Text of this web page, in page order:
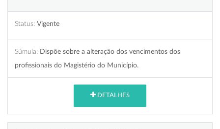
Status: Vigente
Súmula: Dispõe sobre a alteração dos vencimentos dos
profissionais do Magistério do Município.
DETALHES